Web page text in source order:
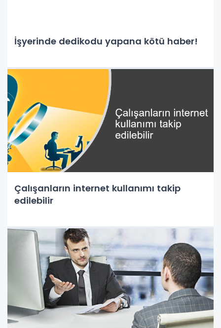
İşyerinde dedikodu yapana kötü haber!
Çalışanların internet kullanımı takip
edilebilir